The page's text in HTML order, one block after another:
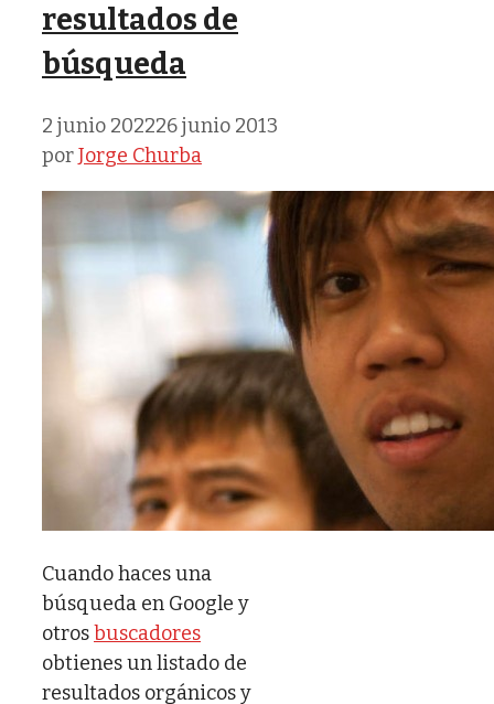
resultados de
búsqueda
2 junio 202226 junio 2013
porJorge Churba
Cuando haces una
búsqueda en Google y
otrosbuscadores
obtienes un listado de
resultados orgánicos y